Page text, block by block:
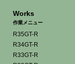
Works
作業メニュー
R35GT-R
R34GT-R
R33GT-R